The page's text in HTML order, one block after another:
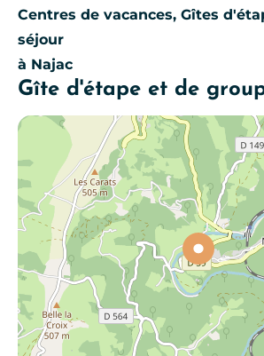
Centres de vacances, Gîtes
séjour
à Najac
Gîte d'étape et de